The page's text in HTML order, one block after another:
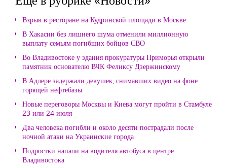
Взрыв в ресторане на Кудринской площади в Москве
В Хакасии без лишнего шума отменили миллионную
выплату семьям погибших бойцов СВО
Во Владивостоке у здания прокуратуры Приморья открыли
памятник основателю ВЧК Феликсу Дзержинскому
В Адлере задержали девушек, снимавших видео на фоне
горящей нефтебазы
Новые переговоры Москвы и Киева могут пройти в Стамбуле
23 или 24 июля
Два человека погибли и около десяти пострадали после
ночной атаки на Украинские города
Подростки напали на водителя автобуса в центре
Владивостока